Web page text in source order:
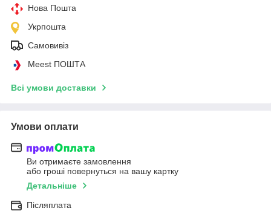
Нова Пошта
Укрпошта
Самовивіз
Meest ПОШТА
Всі умови доставки
Умови оплати
Ви отримаєте замовлення
або гроші повернуться на вашу картку
Детальніше
Післяплата